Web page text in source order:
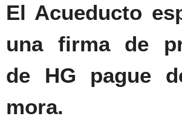
El Acueducto
una firma de
de HG pague
mora.